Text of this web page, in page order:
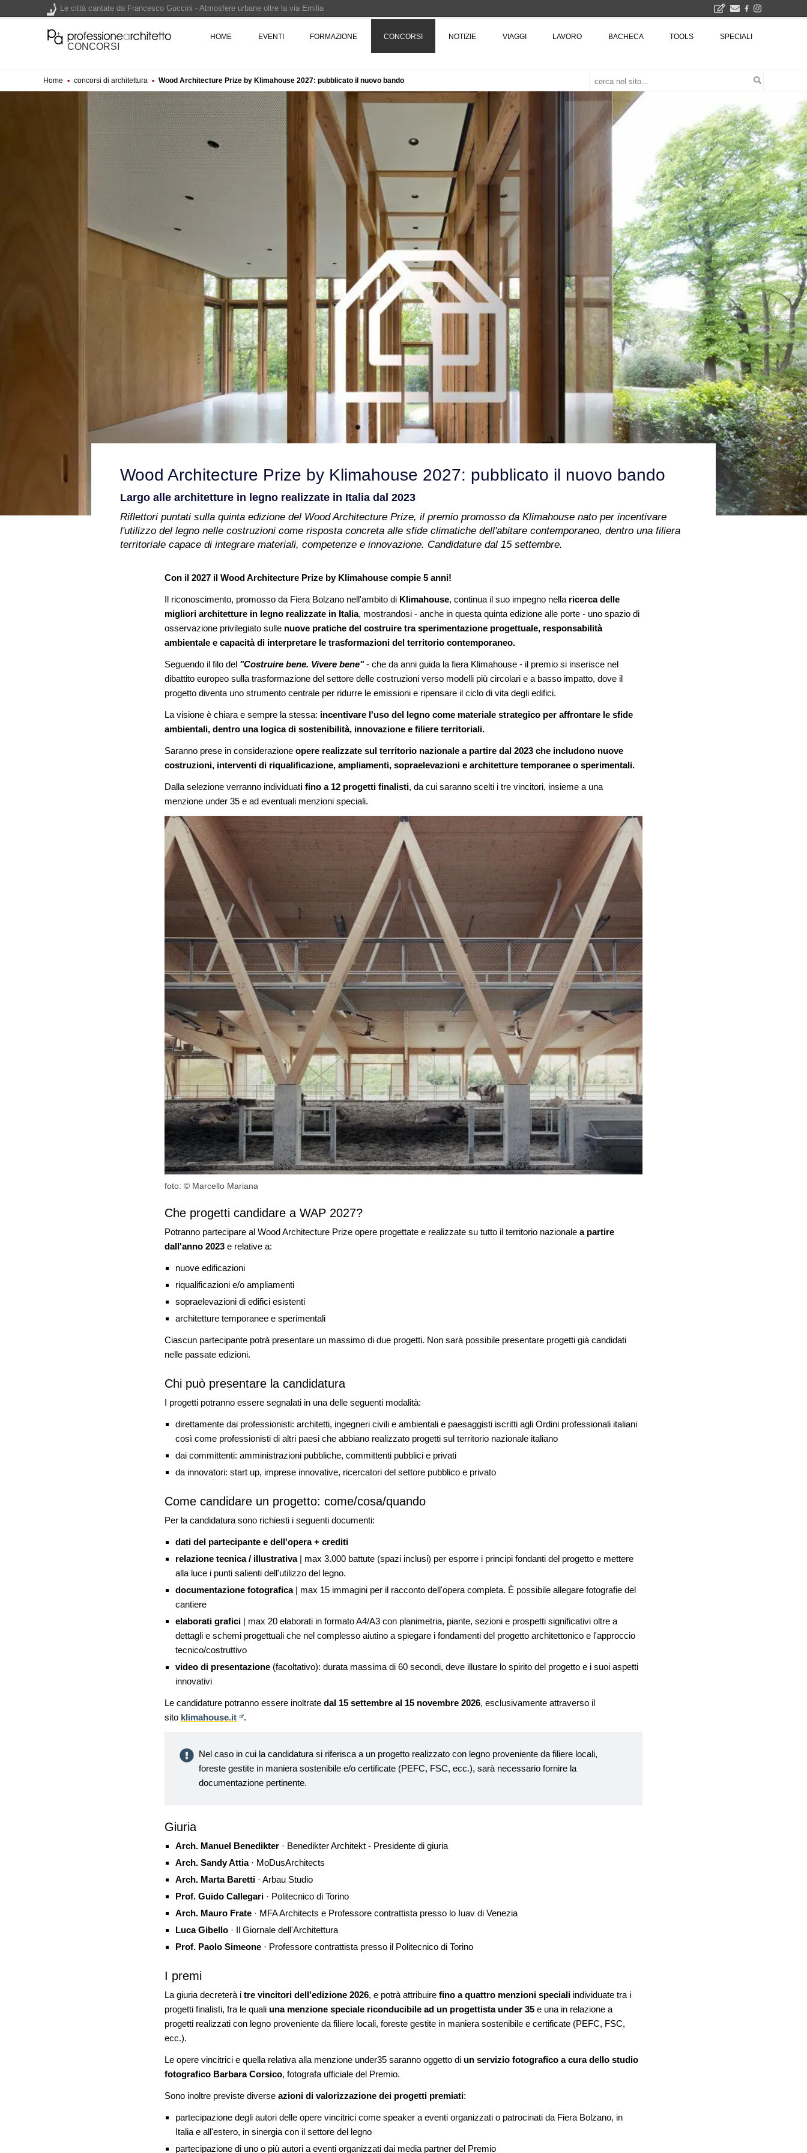
CONCORSI
HOME EVENTI FORMAZIONE CONCORSI NOTIZIE VIAGGI LAVORO BACHECA TOOLS SPECIALI
Home ▪ concorsi di architettura ▪ Wood Architecture Prize by Klimahouse 2027: pubblicato il nuovo bando
Wood Architecture Prize by Klimahouse 2027: pubblicato il nuovo bando
Largo alle architetture in legno realizzate in Italia dal 2023
Riflettori puntati sulla quinta edizione del Wood Architecture Prize, il premio promosso da Klimahouse nato per incentivare
l'utilizzo del legno nelle costruzioni come risposta concreta alle sfide climatiche dell'abitare contemporaneo, dentro una filiera
territoriale capace di integrare materiali, competenze e innovazione. Candidature dal 15 settembre.
Con il 2027 il Wood Architecture Prize by Klimahouse compie 5 anni!
Il riconoscimento, promosso da Fiera Bolzano nell'ambito di Klimahouse, continua il suo impegno nella ricerca delle
migliori architetture in legno realizzate in Italia, mostrandosi - anche in questa quinta edizione alle porte - uno spazio di
osservazione privilegiato sulle nuove pratiche del costruire tra sperimentazione progettuale, responsabilità
ambientale e capacità di interpretare le trasformazioni del territorio contemporaneo.
Seguendo il filo del "Costruire bene. Vivere bene"- che da anni guida la fiera Klimahouse - il premio si inserisce nel
dibattito europeo sulla trasformazione del settore delle costruzioni verso modelli più circolari e a basso impatto, dove il
progetto diventa uno strumento centrale per ridurre le emissioni e ripensare il ciclo di vita degli edifici.
La visione è chiara e sempre la stessa: incentivare l'uso del legno come materiale strategico per affrontare le sfide
ambientali, dentro una logica di sostenibilità, innovazione e filiere territoriali.
Saranno prese in considerazione opere realizzate sul territorio nazionale a partire dal 2023 che includono nuove
costruzioni, interventi di riqualificazione, ampliamenti, sopraelevazioni e architetture temporanee o sperimentali.
Dalla selezione verranno individuati fino a 12 progetti finalisti, da cui saranno scelti i tre vincitori, insieme a una
menzione under 35 e ad eventuali menzioni speciali.
foto: © Marcello Mariana
Che progetti candidare a WAP 2027?
Potranno partecipare al Wood Architecture Prize opere progettate e realizzate su tutto il territorio nazionale a partire
dall'anno 2023 e relative a:
nuove edificazioni
riqualificazioni e/o ampliamenti
sopraelevazioni di edifici esistenti
architetture temporanee e sperimentali
Ciascun partecipante potrà presentare un massimo di due progetti. Non sarà possibile presentare progetti già candidati
nelle passate edizioni.
Chi può presentare la candidatura
I progetti potranno essere segnalati in una delle seguenti modalità:
direttamente dai professionisti: architetti, ingegneri civili e ambientali e paesaggisti iscritti agli Ordini professionali italiani
così come professionisti di altri paesi che abbiano realizzato progetti sul territorio nazionale italiano
dai committenti: amministrazioni pubbliche, committenti pubblici e privati
da innovatori: start up, imprese innovative, ricercatori del settore pubblico e privato
Come candidare un progetto: come/cosa/quando
Per la candidatura sono richiesti i seguenti documenti:
dati del partecipante e dell'opera + crediti
relazione tecnica / illustrativa | max 3.000 battute (spazi inclusi) per esporre i principi fondanti del progetto e mettere
alla luce i punti salienti dell'utilizzo del legno.
documentazione fotografica| max 15 immagini per il racconto dell'opera completa. È possibile allegare fotografie del
cantiere
elaborati grafici | max 20 elaborati in formato A4/A3 con planimetria, piante, sezioni e prospetti significativi oltre a
dettagli e schemi progettuali che nel complesso aiutino a spiegare i fondamenti del progetto architettonico e l'approccio
tecnico/costruttivo
video di presentazione(facoltativo): durata massima di 60 secondi, deve illustare lo spirito del progetto e i suoi aspetti
innovativi
Le candidature potranno essere inoltrate dal 15 settembre al 15 novembre 2026, esclusivamente attraverso il
sito klimahouse.it .
Nel caso in cui la candidatura si riferisca a un progetto realizzato con legno proveniente da filiere locali,
foreste gestite in maniera sostenibile e/o certificate (PEFC, FSC, ecc.), sarà necessario fornire la
documentazione pertinente.
Giuria
Arch. Manuel Benedikter· Benedikter Architekt - Presidente di giuria
Arch. Sandy Attia· MoDusArchitects
Arch. Marta Baretti · Arbau Studio
Prof. Guido Callegari · Politecnico di Torino
Arch. Mauro Frate· MFA Architects e Professore contrattista presso lo Iuav di Venezia
Luca Gibello· Il Giornale dell'Architettura
Prof. Paolo Simeone· Professore contrattista presso il Politecnico di Torino
I premi
La giuria decreterà i tre vincitori dell'edizione 2026, e potrà attribuire fino a quattro menzioni speciali individuate tra i
progetti finalisti, fra le quali una menzione speciale riconducibile ad un progettista under 35 e una in relazione a
progetti realizzati con legno proveniente da filiere locali, foreste gestite in maniera sostenibile e certificate (PEFC, FSC,
ecc.).
Le opere vincitrici e quella relativa alla menzione under35 saranno oggetto di un servizio fotografico a cura dello studio
fotografico Barbara Corsico, fotografa ufficiale del Premio.
Sono inoltre previste diverse azioni di valorizzazione dei progetti premiati:
partecipazione degli autori delle opere vincitrici come speaker a eventi organizzati o patrocinati da Fiera Bolzano, in
Italia e all'estero, in sinergia con il settore del legno
partecipazione di uno o più autori a eventi organizzati dai media partner del Premio
Le città cantate da Francesco Guccini - Atmosfere urbane oltre la via Emilia
200 manifesti per i 200 anni di Carlo Collodi, creatore di Pinocchio - Call di grafica promossa dal Museo MAGMA per la realizzazione di una mostra